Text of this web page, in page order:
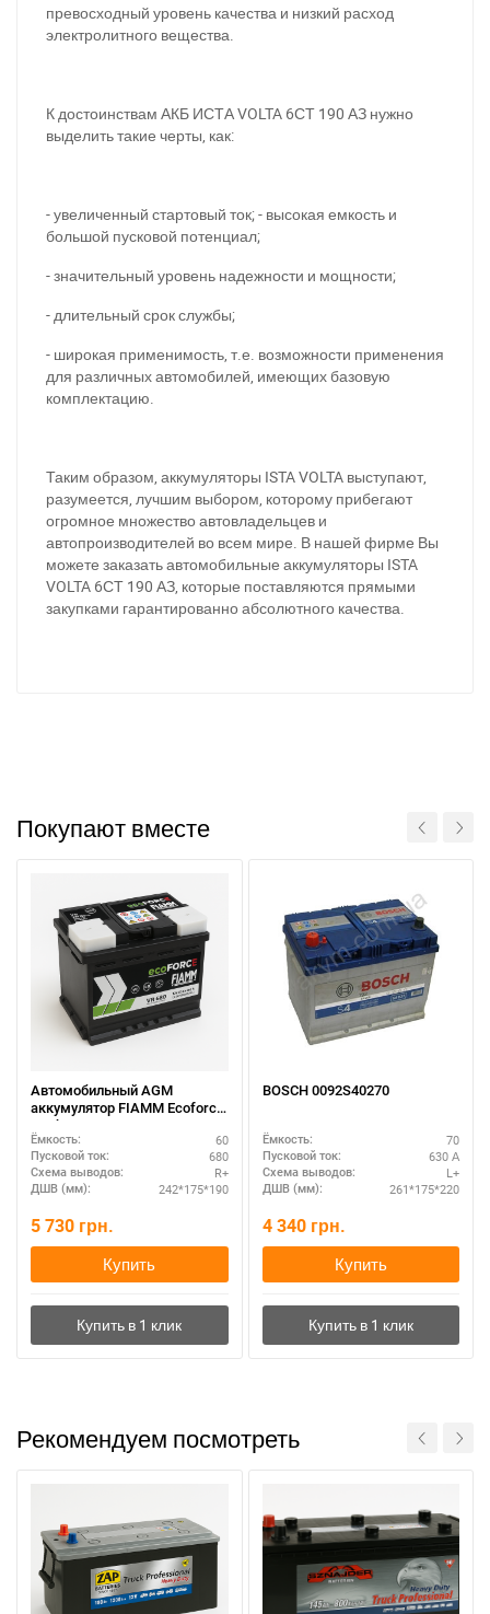
превосходный уровень качества и низкий расход
электролитного вещества.
К достоинствам АКБ ИСТА VOLTA 6СТ 190 АЗ нужно
выделить такие черты, как:
- увеличенный стартовый ток; - высокая емкость и
большой пусковой потенциал;
- значительный уровень надежности и мощности;
- длительный срок службы;
- широкая применимость, т.е. возможности применения
для различных автомобилей, имеющих базовую
комплектацию.
Таким образом, аккумуляторы ISTA VOLTA выступают,
разумеется, лучшим выбором, которому прибегают
огромное множество автовладельцев и
автопроизводителей во всем мире. В нашей фирме Вы
можете заказать автомобильные аккумуляторы ISTA
VOLTA 6СТ 190 АЗ, которые поставляются прямыми
закупками гарантированно абсолютного качества.
Покупают вместе
Автомобильный AGM
аккумулятор FIAMM Ecoforce
60Ah R+ — купить в Украине
Ёмкость: 60
Пусковой ток: 680
Схема выводов: R+
ДШВ (мм): 242*175*190
5 730 грн.
Купить
BOSCH 0092S40270
Ёмкость: 70
Пусковой ток: 630 А
Схема выводов: L+
ДШВ (мм): 261*175*220
4 340 грн.
Купить
Рекомендуем посмотреть
Telegram (093) 600-51-11
Написать в Viber Написать в Telegram